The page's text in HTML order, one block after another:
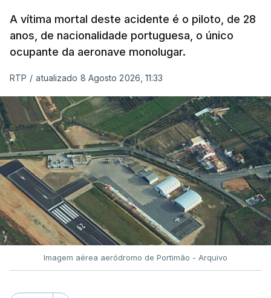
A vítima mortal deste acidente é o piloto, de 28
anos, de nacionalidade portuguesa, o único
ocupante da aeronave monolugar.
RTP / atualizado 8 Agosto 2026, 11:33
Imagem aérea aeródromo de Portimão - Arquivo